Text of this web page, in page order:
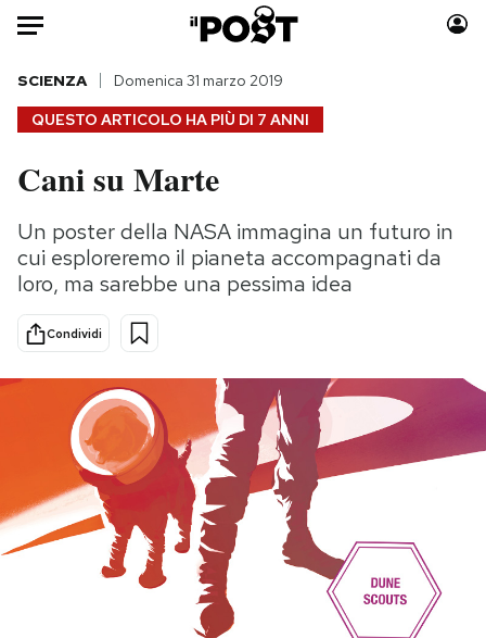
Auto
HOME
Italia
Politica
Tecnologia
Scienza
Economia
Sport
Consumismi
Storie/Idee
Altrecose
Mondiali calcio 2026
PODCAST
QUESTO ARTICOLO HA PIÙ DI 7 ANNI
SCIENZA Domenica 31 marzo 2019
Cani su Marte
Un poster della NASA immagina un futuro in
cui esploreremo il pianeta accompagnati da
loro, ma sarebbe una pessima idea
Condividi